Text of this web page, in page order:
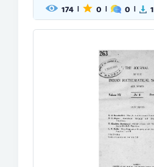
174 | 0 | 0 | 1